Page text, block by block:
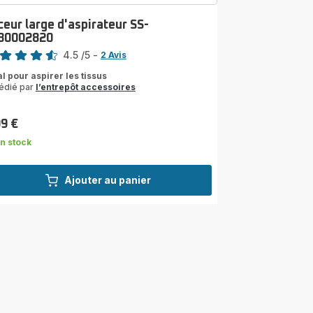
Ajouter au panier
large d'aspirateur SS-
4.5 /5 - 2 Avis
pour aspirer les tissus
par l’entrepôt accessoires
€
stock